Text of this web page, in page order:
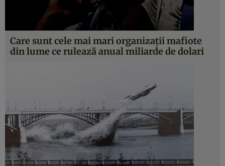
Care sunt cele mai mari organizaţii mafiote
din lume ce rulează anual miliarde de dolari